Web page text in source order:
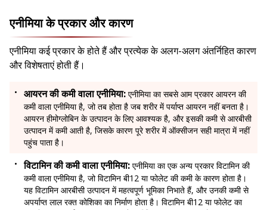
एनीमिया के प्रकार और कारण
एनीमिया कई प्रकार के होते हैं और प्रत्येक के अलग-अलग अंतर्निहित कारण
और विशेषताएं होती हैं।
आयरन की कमी वाला एनीमिया: एनीमिया का सबसे आम प्रकार आयरन की
कमी वाला एनीमिया है, जो तब होता है जब शरीर में पर्याप्त आयरन नहीं बनता है।
आयरन हीमोग्लोबिन के उत्पादन के लिए आवश्यक है, और इसकी कमी से आरबीसी
उत्पादन में कमी आती है, जिसके कारण पूरे शरीर में ऑक्सीजन सही मात्रा में नहीं
पहुंच पाता है।
विटामिन की कमी वाला एनीमिया: एनीमिया का एक अन्य प्रकार विटामिन की
कमी वाला एनीमिया है, जो विटामिन बी12 या फोलेट की कमी के कारण होता है।
यह विटामिन आरबीसी उत्पादन में महत्वपूर्ण भूमिका निभाते हैं, और उनकी कमी से
अपर्याप्त लाल रक्त कोशिका का निर्माण होता है। विटामिन बी12 या फोलेट का